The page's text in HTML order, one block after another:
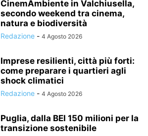
CinemAmbiente in Valchiusella,
secondo weekend tra cinema,
natura e biodiversità
Redazione - 4 Agosto 2026
Imprese resilienti, città più forti:
come preparare i quartieri agli
shock climatici
Redazione - 4 Agosto 2026
Puglia, dalla BEI 150 milioni per la
transizione sostenibile